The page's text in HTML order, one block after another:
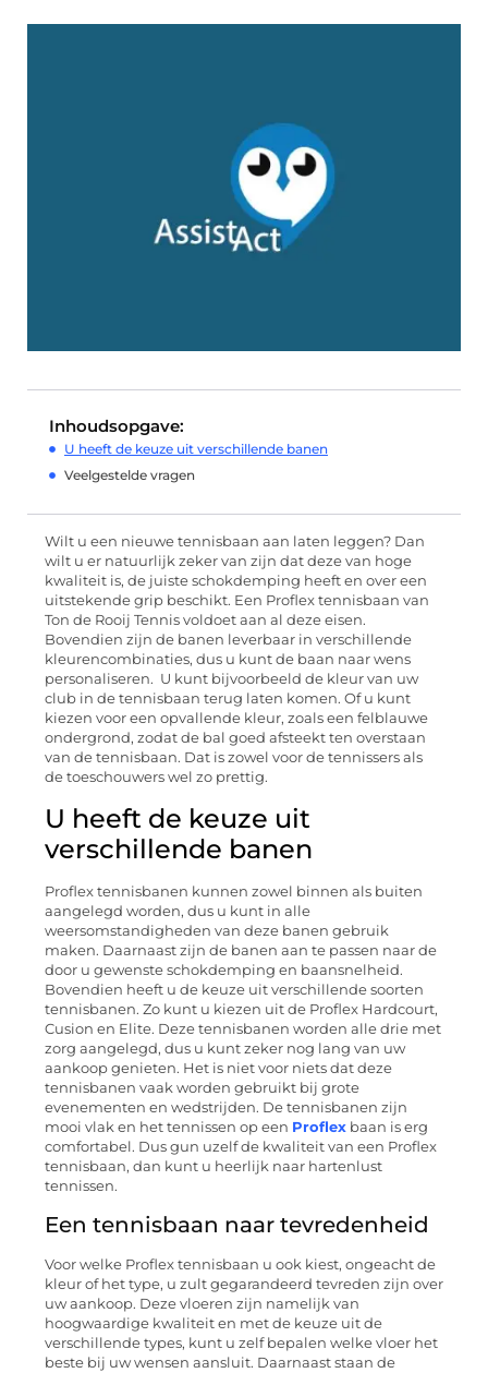
Inhoudsopgave:
U heeft de keuze uit verschillende banen
Veelgestelde vragen
Wilt u een nieuwe tennisbaan aan laten leggen? Dan
wilt u er natuurlijk zeker van zijn dat deze van hoge
kwaliteit is, de juiste schokdemping heeft en over een
uitstekende grip beschikt. Een Proflex tennisbaan van
Ton de Rooij Tennis voldoet aan al deze eisen.
Bovendien zijn de banen leverbaar in verschillende
kleurencombinaties, dus u kunt de baan naar wens
personaliseren. U kunt bijvoorbeeld de kleur van uw
club in de tennisbaan terug laten komen. Of u kunt
kiezen voor een opvallende kleur, zoals een felblauwe
ondergrond, zodat de bal goed afsteekt ten overstaan
van de tennisbaan. Dat is zowel voor de tennissers als
de toeschouwers wel zo prettig.
U heeft de keuze uit
verschillende banen
Proflex tennisbanen kunnen zowel binnen als buiten
aangelegd worden, dus u kunt in alle
weersomstandigheden van deze banen gebruik
maken. Daarnaast zijn de banen aan te passen naar de
door u gewenste schokdemping en baansnelheid.
Bovendien heeft u de keuze uit verschillende soorten
tennisbanen. Zo kunt u kiezen uit de Proflex Hardcourt,
Cusion en Elite. Deze tennisbanen worden alle drie met
zorg aangelegd, dus u kunt zeker nog lang van uw
aankoop genieten. Het is niet voor niets dat deze
tennisbanen vaak worden gebruikt bij grote
evenementen en wedstrijden. De tennisbanen zijn
mooi vlak en het tennissen op een Proflex baan is erg
comfortabel. Dus gun uzelf de kwaliteit van een Proflex
tennisbaan, dan kunt u heerlijk naar hartenlust
tennissen.
Een tennisbaan naar tevredenheid
Voor welke Proflex tennisbaan u ook kiest, ongeacht de
kleur of het type, u zult gegarandeerd tevreden zijn over
uw aankoop. Deze vloeren zijn namelijk van
hoogwaardige kwaliteit en met de keuze uit de
verschillende types, kunt u zelf bepalen welke vloer het
beste bij uw wensen aansluit. Daarnaast staan de